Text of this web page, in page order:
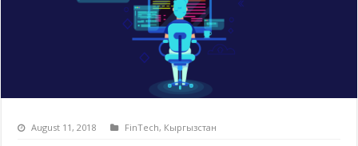
August 11, 2018 FinTech, Кыргызстан